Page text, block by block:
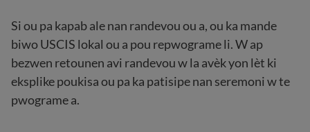
Si ou pa kapab ale nan randevou ou a, ou ka mande
biwo USCIS lokal ou a pou repwograme li. W ap
bezwen retounen avi randevou w la avèk yon lèt ki
eksplike poukisa ou pa ka patisipe nan seremoni w te
pwograme a.